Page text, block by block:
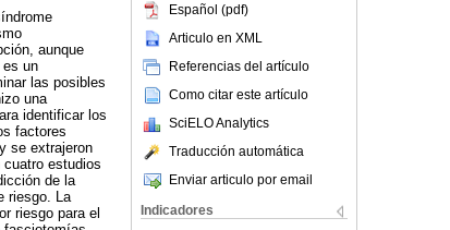
Español (pdf)
Articulo en XML
Referencias del artículo
Como citar este artículo
SciELO Analytics
Traducción automática
Enviar articulo por email
Indicadores
aunque
es un
las posibles
una
identificar los
factores
se extrajeron
estudios
de la
riesgo. La
riesgo para el